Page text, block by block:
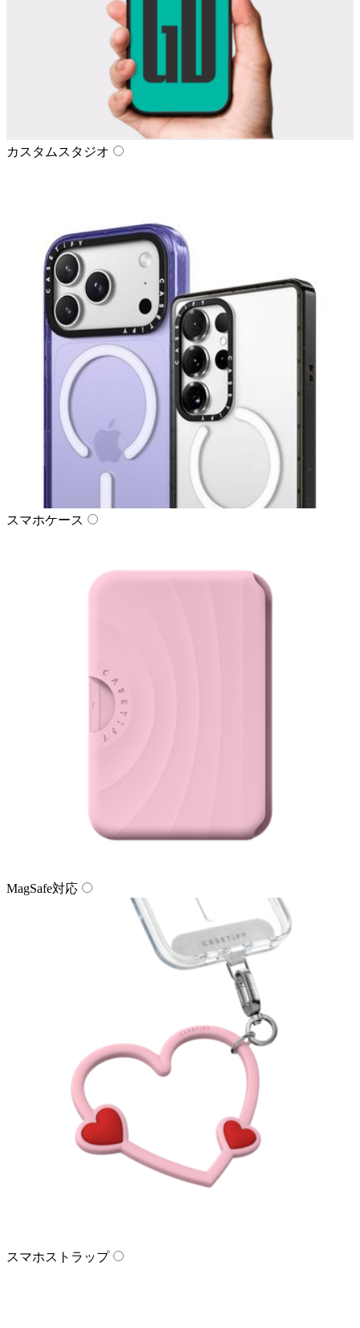
カスタムスタジオ
スマホケース
MagSafe対応
スマホストラップ